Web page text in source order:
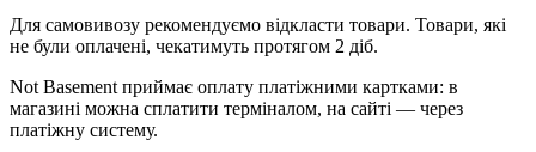
Для самовивозу рекомендуємо відкласти товари. Товари, які
не були оплачені, чекатимуть протягом 2 діб.
Not Basement приймає оплату платіжними картками: в
магазині можна сплатити терміналом, на сайті — через
платіжну систему.